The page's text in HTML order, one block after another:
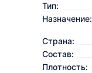
Тип:
Назначение:
Страна:
Состав:
Плотность: